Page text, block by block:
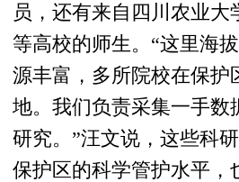
员，还有来自四川农业大
等高校的师生。“这里海
源丰富，多所院校在保护
地。我们负责采集一手数
研究。”汪文说，这些科
保护区的科学管护水平，